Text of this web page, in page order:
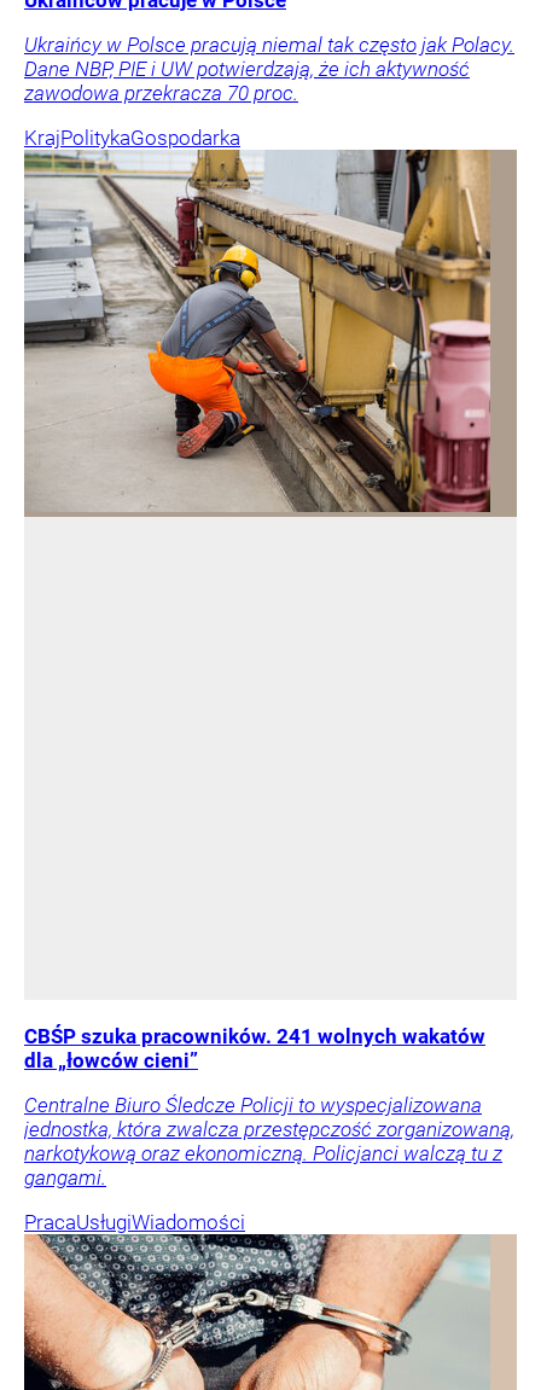
Ukraińcy w Polsce pracują niemal tak często jak Polacy.
Dane NBP, PIE i UW potwierdzają, że ich aktywność
zawodowa przekracza 70 proc.
KrajPolitykaGospodarka
CBŚP szuka pracowników. 241 wolnych wakatów
dla „łowców cieni”
Centralne Biuro Śledcze Policji to wyspecjalizowana
jednostka, która zwalcza przestępczość zorganizowaną,
narkotykową oraz ekonomiczną. Policjanci walczą tu z
gangami.
PracaUsługiWiadomości